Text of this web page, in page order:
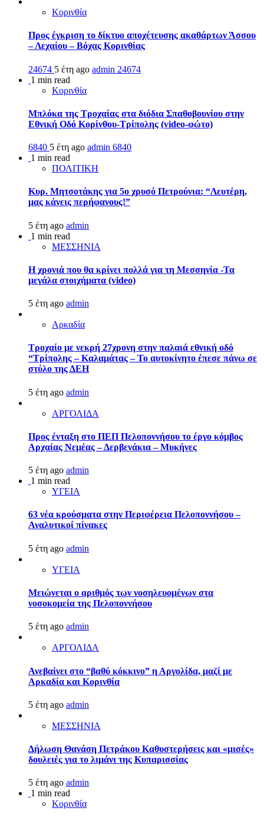
Κορινθία
Προς έγκριση το δίκτυο αποχέτευσης ακαθάρτων Άσσου
– Λεχαίου – Βόχας Κορινθίας
24674 5 έτη ago admin 24674
1 min read
Κορινθία
Μπλόκα της Τροχαίας στα διόδια Σπαθοβουνίου στην
Εθνική Οδό Κορίνθου-Τρίπολης (video-φώτο)
6840 5 έτη ago admin 6840
1 min read
ΠΟΛΙΤΙΚΗ
Κυρ. Μητσοτάκης για 5ο χρυσό Πετρούνια: “Λευτέρη,
μας κάνεις περήφανους!”
5 έτη ago admin
1 min read
ΜΕΣΣΗΝΙΑ
Η χρονιά που θα κρίνει πολλά για τη Μεσσηνία -Τα
μεγάλα στοιχήματα (video)
5 έτη ago admin
Αρκαδία
Τροχαίο με νεκρή 27χρονη στην παλαιά εθνική οδό
“Τρίπολης – Καλαμάτας – Το αυτοκίνητο έπεσε πάνω σε
στύλο της ΔΕΗ
5 έτη ago admin
ΑΡΓΟΛΙΔΑ
Προς ένταξη στο ΠΕΠ Πελοποννήσου το έργο κόμβος
Αρχαίας Νεμέας – Δερβενάκια – Μυκήνες
5 έτη ago admin
1 min read
ΥΓΕΙΑ
63 νέα κρούσματα στην Περιφέρεια Πελοποννήσου –
Αναλυτικοί πίνακες
5 έτη ago admin
ΥΓΕΙΑ
Μειώνεται ο αριθμός των νοσηλευομένων στα
νοσοκομεία της Πελοποννήσου
5 έτη ago admin
ΑΡΓΟΛΙΔΑ
Ανεβαίνει στο “βαθύ κόκκινο” η Αργολίδα, μαζί με
Αρκαδία και Κορινθία
5 έτη ago admin
ΜΕΣΣΗΝΙΑ
Δήλωση Θανάση Πετράκου Καθυστερήσεις και «μισές»
δουλειές για το λιμάνι της Κυπαρισσίας
5 έτη ago admin
1 min read
Κορινθία